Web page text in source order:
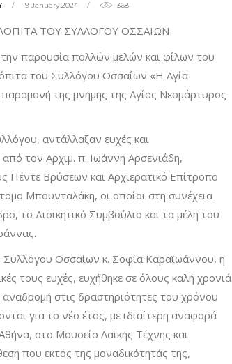
9 January 2024 368
ΤΟΥ ΣΥΛΛΟΓΟΥ ΟΣΣΑΙΩΝ
παρουσία πολλών μελών και φίλων του
του Συλλόγου Οσσαίων «Η Αγία
της μνήμης της Αγίας Νεομάρτυρος
αντάλλαξαν ευχές και
τον Αρχιμ. π. Ιωάννη Αρσενιάδη,
Πέντε Βρύσεων και Αρχιερατικό Επίτροπο
Μπουνταλάκη, οι οποίοι στη συνέχεια
το Διοικητικό Συμβούλιο και τα μέλη του
Οσσαίων κ. Σοφία Καραϊωάννου, η
τους ευχές, ευχήθηκε σε όλους καλή χρονιά
αναδρομή στις δραστηριότητες του χρόνου
για το νέο έτος, με ιδιαίτερη αναφορά
στο Μουσείο Λαϊκής Τέχνης και
που εκτός της μοναδικότητάς της,